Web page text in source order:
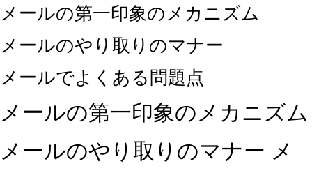
メールの第一印象のメカニズム
メールのやり取りのマナー
メールでよくある問題点
メールの第一印象のメカニズム
メールのやり取りのマナー メ